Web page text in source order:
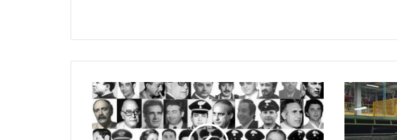
La
Provincia
ha
celebrato
Prezzi
dei
metalli
in